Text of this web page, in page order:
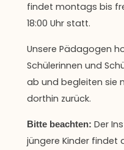
findet montags bis
18:00 Uhr statt.
Unsere Pädagogen
Schülerinnen und
ab und begleiten sie
dorthin zurück.
Bitte beachten: Der
jüngere Kinder findet